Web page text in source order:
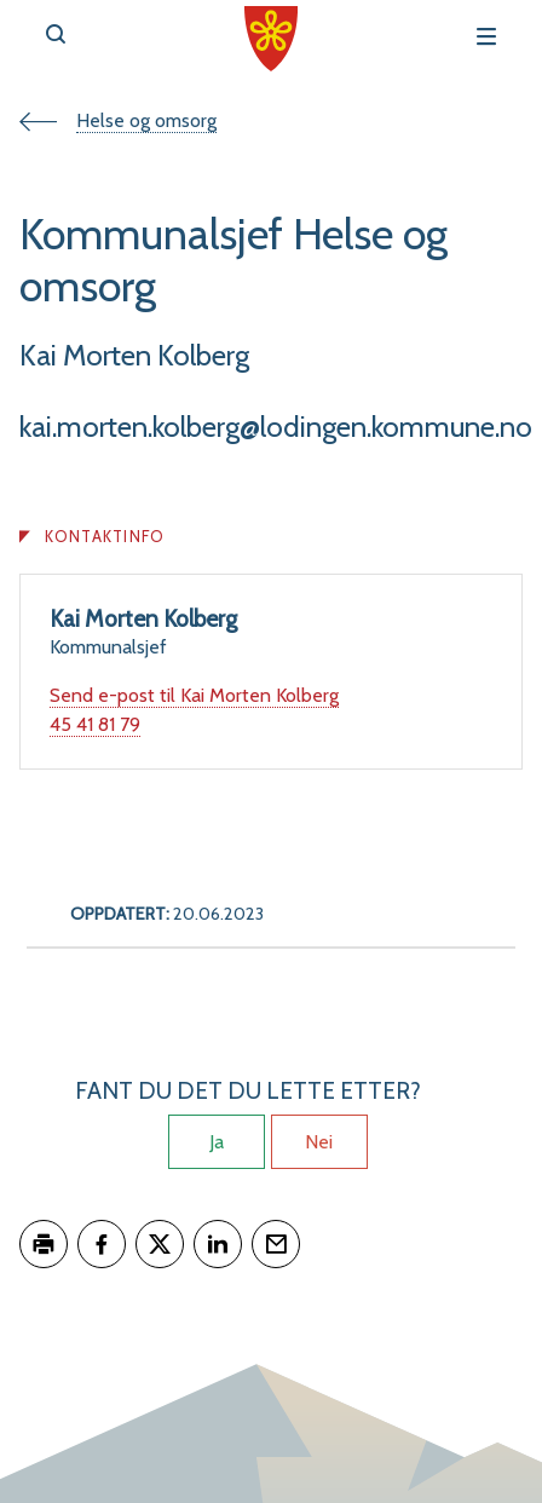
t
Du
her:
Helse og omsorg
Kommunalsjef Helse og
omsorg
Kai Morten Kolberg
kai.morten.kolberg@lodingen.kommune.no
KONTAKTINFO
Kai Morten Kolberg
Kommunalsjef
Send e-post til Kai Morten Kolberg
Mobil
45 41 81 79
OPPDATERT:20.06.2023
FANT DU DET DU LETTE ETTER?
Ja Nei